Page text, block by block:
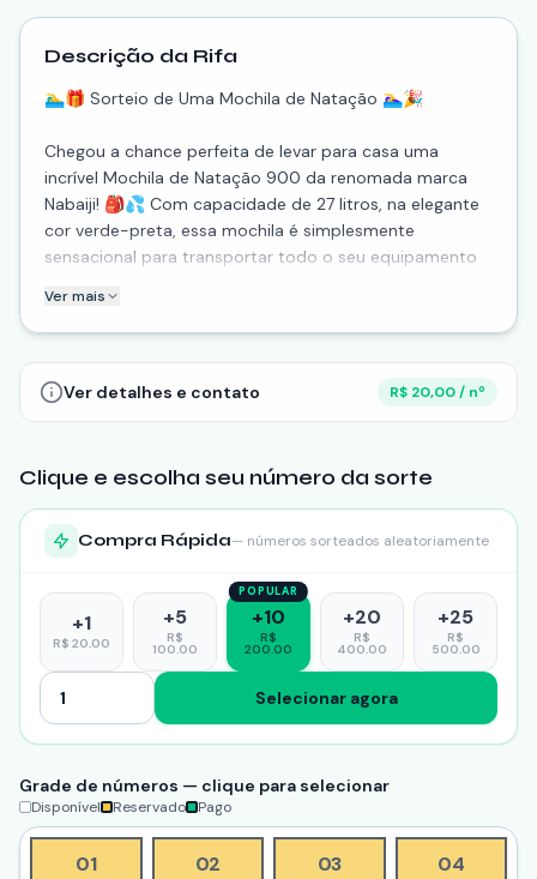
Descrição da Rifa
🏊‍♂️🎁 Sorteio de Uma Mochila de Natação 🏊‍♀️🎉
Chegou a chance perfeita de levar para casa uma
incrível Mochila de Natação 900 da renomada marca
Nabaiji! 🎒💦 Com capacidade de 27 litros, na elegante
cor verde-preta, essa mochila é simplesmente
sensacional para transportar todo o seu equipamento
Imagine carregar suas nadadeiras, óculos, touca e tudo
mais de forma prática e organizada.
Ver mais
Ver detalhes e contato R$ 20,00 / nº
Clique e escolha seu número da sorte
Compra Rápida— números sorteados aleatoriamente
+1
R$ 20.00
+5
R$
100.00
POPULAR
+10
R$
200.00
+20
R$
400.00
+25
R$
500.00
Selecionar agora
Grade de números — clique para selecionar
Disponível Reservado Pago
01 02 03 04